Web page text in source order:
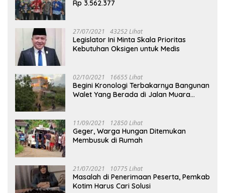
Rp 3.562.377
27/07/2021 43252 Lihat
Legislator Ini Minta Skala Prioritas
Kebutuhan Oksigen untuk Medis
02/10/2021 16655 Lihat
Begini Kronologi Terbakarnya Bangunan
Walet Yang Berada di Jalan Muara
11/09/2021 12850 Lihat
Geger, Warga Hungan Ditemukan
Membusuk di Rumah
21/07/2021 10775 Lihat
Masalah di Penerimaan Peserta, Pemkab
Kotim Harus Cari Solusi